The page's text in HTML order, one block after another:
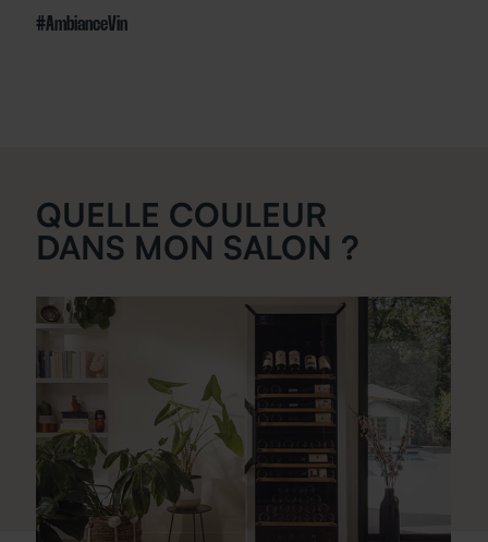
#AmbianceVin
QUELLE COULEUR
DANS MON SALON ?